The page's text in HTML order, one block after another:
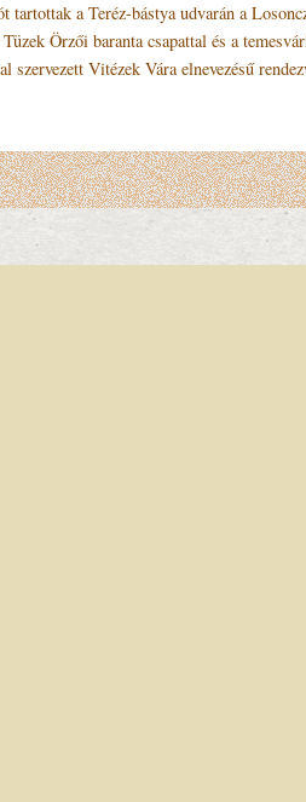
a Teréz-bástya udvarán a
Örzői ba­ranta csapattal és a
szervezett Vitézek Vára elnevezésű